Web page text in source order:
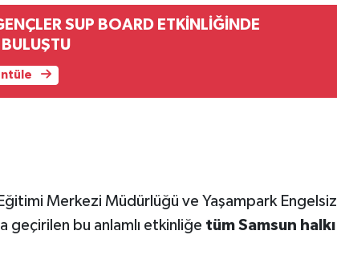
SUP BOARD ETKİNLİĞİNDE
Merkezi Müdürlüğü ve Yaşampark Engelsiz
geçirilen bu anlamlı etkinliğe tüm Samsun halkı